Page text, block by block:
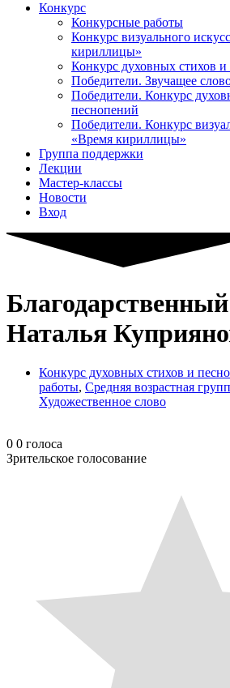
Конкурс
Конкурсные работы
Конкурс визуального
кириллицы»
Конкурс духовных стихов
Победители. Звучащее
Победители. Конкурс
песнопений
Победители. Конкурс
«Время кириллицы»
Группа поддержки
Лекции
Мастер-классы
Новости
Вход
Наталья
Конкурс духовных стихов и
работы, Средняя возрастная
Художественное слово
0 0 голоса
Зрительское голосование